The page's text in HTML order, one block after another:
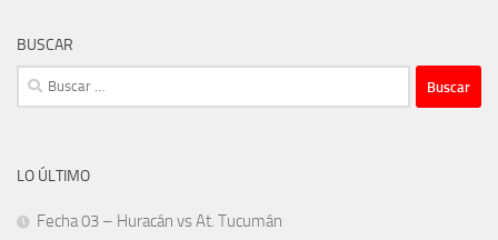
BUSCAR
Buscar:
LO ÚLTIMO
Fecha 03 – Huracán vs At. Tucumán